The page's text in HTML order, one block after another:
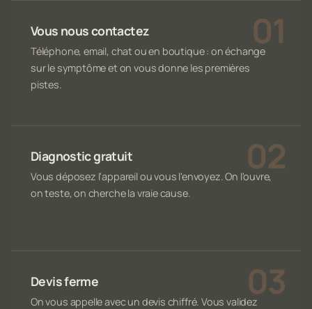
Vous nous contactez
Téléphone, email, chat ou en boutique : on échange
sur le symptôme et on vous donne les premières
pistes.
Diagnostic gratuit
Vous déposez l'appareil ou vous l'envoyez. On l'ouvre,
on teste, on cherche la vraie cause.
Devis ferme
On vous appelle avec un devis chiffré. Vous validez